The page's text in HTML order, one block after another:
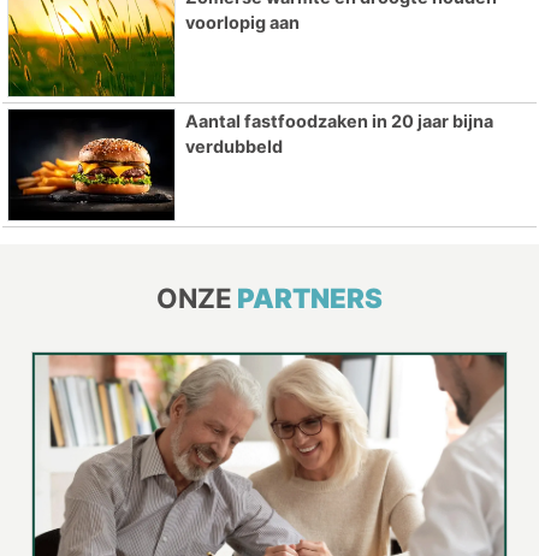
voorlopig aan
Aantal fastfoodzaken in 20 jaar bijna
verdubbeld
ONZE PARTNERS